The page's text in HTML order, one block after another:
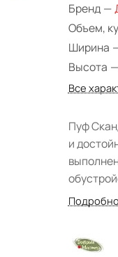
Бренд —
Объем,
Ширина
Высота —
Все
Пуф
и